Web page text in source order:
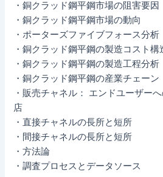
・銅クラッド鋼平鋼市場の阻害要因
・銅クラッド鋼平鋼市場の動向
・ポーターズファイブフォース分析
・銅クラッド鋼平鋼の製造コスト構
・銅クラッド鋼平鋼の製造工程分析
・銅クラッド鋼平鋼の産業チェーン
・販売チャネル： エンドユーザー
店
・直接チャネルの長所と短所
・間接チャネルの長所と短所
・方法論
・調査プロセスとデータソース